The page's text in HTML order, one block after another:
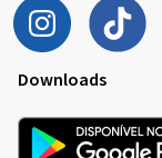
Downloads